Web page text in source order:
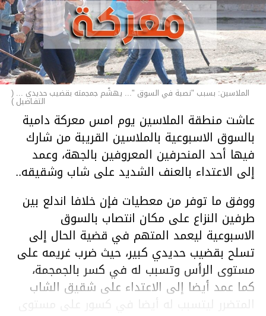
الملاسين: بسبب "نصبة في السوق "... يهشّم جمجمته بقضيب حديدي ... (
التفـاصيل )
عاشت منطقة الملاسين يوم امس معركة دامية
بالسوق الاسبوعية بالملاسين القريبة من شارك
فيها أحد المنحرفين المعروفين بالجهة، وعمد
إلى الاعتداء بالعنف الشديد على شاب وشقيقه..
ووفق ما توفر من معطيات فإن خلافا اندلع بين
طرفين النزاع على مكان انتصاب بالسوق
الاسبوعية ليعمد المتهم في قضية الحال إلى
تسلح بقضيب حديدي كبير، حيث ضرب غريمه على
مستوى الرأس وتسبب له في كسر بالجمجمة،
كما عمد أيضا إلى الاعتداء على شقيق الشاب
المتضرر ليتسبب له أيضا في كسور على مستوى